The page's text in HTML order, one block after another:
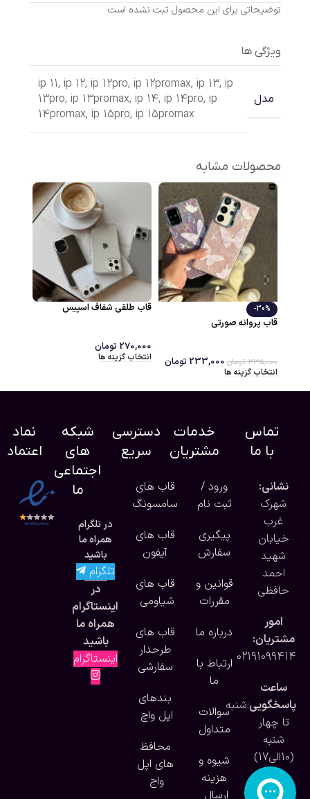
توضیحاتی برای این محصول ثبت نشده است
ویژگی ها
مدل
ip 11, ip 12, ip 12pro, ip 12promax, ip 13, ip
13pro, ip 13promax, ip 14, ip 14pro, ip
14promax, ip 15pro, ip 15promax
محصولات مشابه
-30%
قاب پروانه صورتی
335,000 تومان233,000 تومان
انتخاب گزینه ها
قاب طلقی شفاف اسپیس
270,000 تومان
انتخاب گزینه ها
تماس
با ما
نشانی:
شهرک
غرب
خیابان
شهید
احمد
حافظی
امور
مشتریان:
02191099414
ساعت
پاسخگویی:شنبه
تا چهار
شنبه
(10الی17)
خدمات
مشتریان
ورود /
ثبت نام
پیگیری
سفارش
قوانین و
مقررات
درباره ما
ارتباط با
ما
سوالات
متداول
شیوه و
هزینه
ارسال
دسترسی
سریع
قاب های
سامسونگ
قاب های
آیفون
قاب های
شیاومی
قاب های
طرحدار
سفارشی
بندهای
اپل واچ
محافظ
های اپل
واج
شبکه
های
اجتماعی
ما
در تلگرام
همراه ما
باشید
تلگرام
در
اینستاگرام
همراه ما
باشید
اینستاگرام
نماد
اعتماد